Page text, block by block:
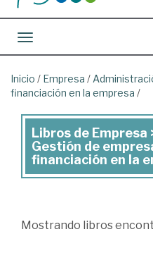
Toggle navigation
Inicio / Empresa /
financiación en la empresa /
Libros
de
Empresa
Administración.
Libros de
Gestión de
financiación en la
Mostrando libros